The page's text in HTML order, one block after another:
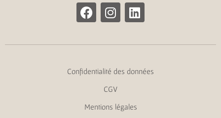
Confidentialité des données
CGV
Mentions légales